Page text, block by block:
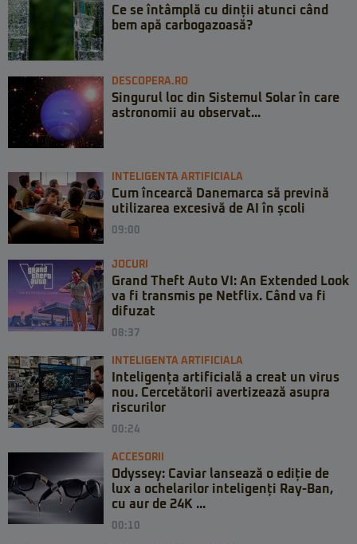
Ce se întâmplă cu dinții atunci când
bem apă carbogazoasă?
DESCOPERA.RO
Singurul loc din Sistemul Solar în care
astronomii au observat...
INTELIGENTA ARTIFICIALA
Cum încearcă Danemarca să prevină
utilizarea excesivă de AI în școli
09:00
JOCURI
Grand Theft Auto VI: An Extended Look
va fi transmis pe Netflix. Când va fi
difuzat
08:37
INTELIGENTA ARTIFICIALA
Inteligența artificială a creat un virus
nou. Cercetătorii avertizează asupra
riscurilor
00:24
ACCESORII
Odyssey: Caviar lansează o ediție de
lux a ochelarilor inteligenți Ray-Ban,
cu aur de 24K ...
00:10